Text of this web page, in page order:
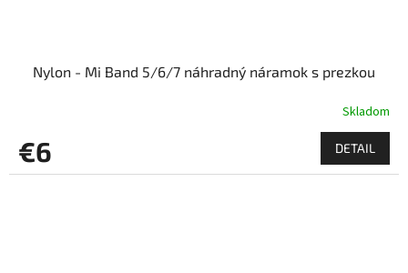
Nylon - Mi Band 5/6/7 náhradný náramok s prezkou
Skladom
€6 DETAIL